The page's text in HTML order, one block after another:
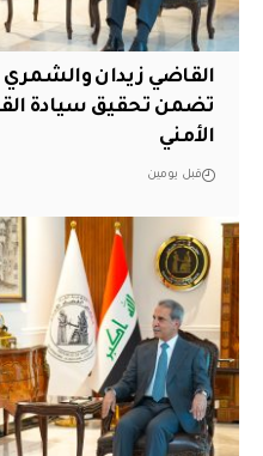
القاضي زيدان والشمري
تضمن تحقيق سيادة
الأمني
قبل يومين